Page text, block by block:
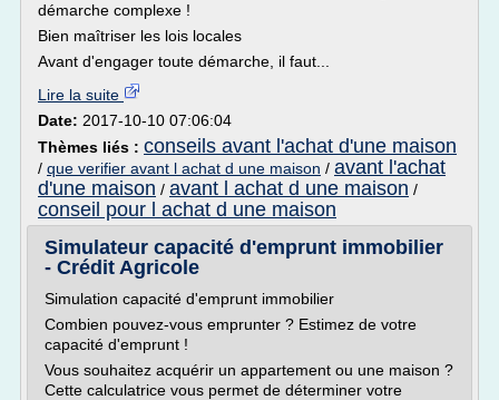
démarche complexe !
Bien maîtriser les lois locales
Avant d'engager toute démarche, il faut...
Lire la suite
Date: 2017-10-10 07:06:04
Thèmes liés : conseils avant l'achat d'une maison
/ que verifier avant l achat d une maison / avant l'achat
d'une maison / avant l achat d une maison /
conseil pour l achat d une maison
Simulateur capacité d'emprunt immobilier
- Crédit Agricole
Simulation capacité d'emprunt immobilier
Combien pouvez-vous emprunter ? Estimez de votre
capacité d'emprunt !
Vous souhaitez acquérir un appartement ou une maison ?
Cette calculatrice vous permet de déterminer votre